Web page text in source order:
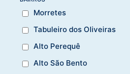
Morretes
Tabuleiro dos Oliveiras
Alto Perequê
Alto São Bento